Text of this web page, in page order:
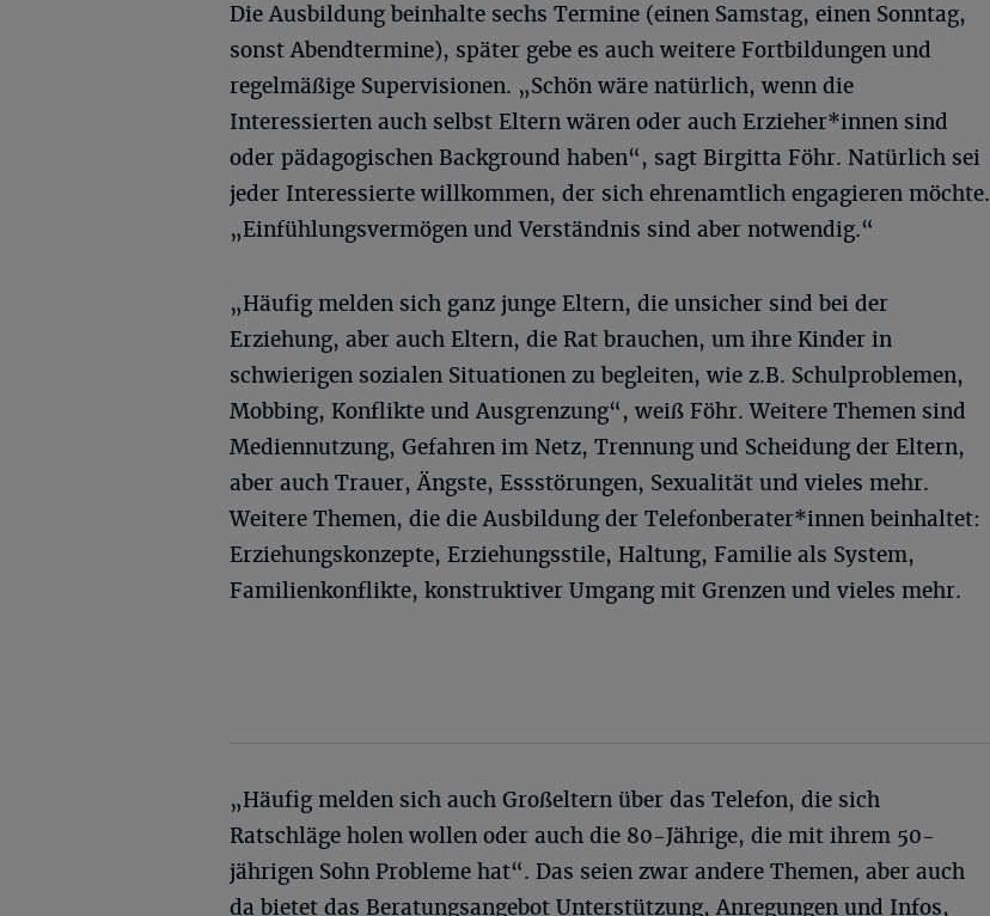
Die Ausbildung beinhalte sechs Termine (einen Samstag, einen Sonntag,
sonst Abendtermine), später gebe es auch weitere Fortbildungen und
regelmäßige Supervisionen. „Schön wäre natürlich, wenn die
Interessierten auch selbst Eltern wären oder auch Erzieher*innen sind
oder pädagogischen Background haben“, sagt Birgitta Föhr. Natürlich sei
jeder Interessierte willkommen, der sich ehrenamtlich engagieren möchte.
„Einfühlungsvermögen und Verständnis sind aber notwendig.“
„Häufig melden sich ganz junge Eltern, die unsicher sind bei der
Erziehung, aber auch Eltern, die Rat brauchen, um ihre Kinder in
schwierigen sozialen Situationen zu begleiten, wie z.B. Schulproblemen,
Mobbing, Konflikte und Ausgrenzung“, weiß Föhr. Weitere Themen sind
Mediennutzung, Gefahren im Netz, Trennung und Scheidung der Eltern,
aber auch Trauer, Ängste, Essstörungen, Sexualität und vieles mehr.
Weitere Themen, die die Ausbildung der Telefonberater*innen beinhaltet:
Erziehungskonzepte, Erziehungsstile, Haltung, Familie als System,
Familienkonflikte, konstruktiver Umgang mit Grenzen und vieles mehr.
„Häufig melden sich auch Großeltern über das Telefon, die sich
Ratschläge holen wollen oder auch die 80-Jährige, die mit ihrem 50-
jährigen Sohn Probleme hat“. Das seien zwar andere Themen, aber auch
da bietet das Beratungsangebot Unterstützung, Anregungen und Infos,